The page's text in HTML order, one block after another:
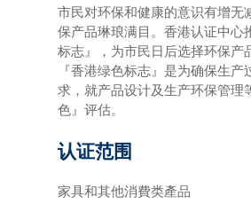
市民对环保和健康的意识有增无
保产品琳琅满目。香港认证中心
标志』，为市民日后选择环保产
『香港绿色标志』是为确保生
求，就产品设计及生产环保管理
色』评估。
认证范围
家具和其他消費类產品